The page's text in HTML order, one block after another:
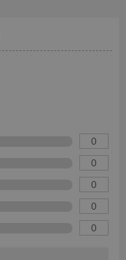
0
0
0
0
0